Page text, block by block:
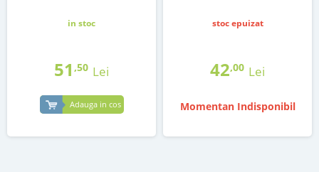
in stoc
51 ,50 Lei
Adauga in cos
stoc epuizat
42,00 Lei
Momentan Indisponibil